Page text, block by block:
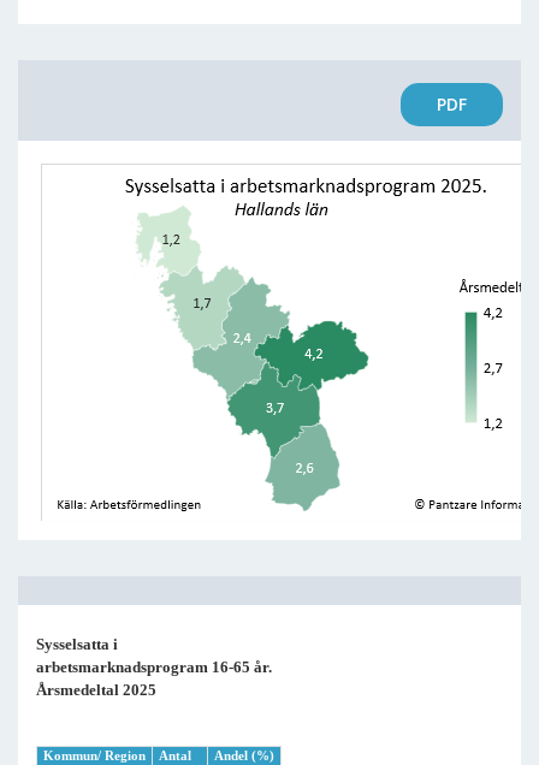
PDF
Sysselsatta i
arbetsmarknadsprogram 16-65 år.
Årsmedeltal 2025
Kommun/ Region Antal
Andel (%)